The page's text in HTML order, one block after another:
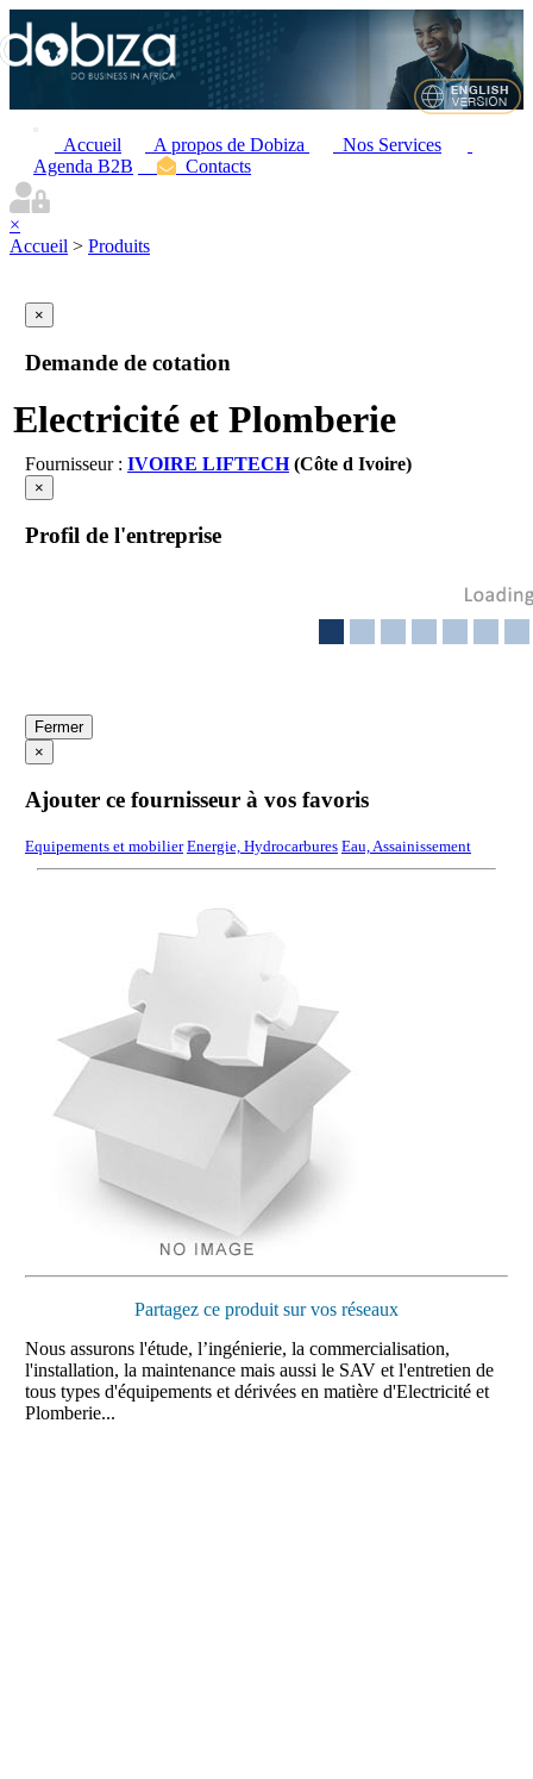
Accueil A propos de Dobiza
Nos Services
Agenda B2B
Contacts
×
Accueil > Produits
×
Demande de cotation
Electricité et Plomberie
Fournisseur : IVOIRE LIFTECH(Côte d Ivoire)
×
Profil de l'entreprise
Fermer
×
Ajouter ce fournisseur à vos favoris
Equipements et mobilier Energie, Hydrocarbures Eau, Assainissement
Partagez ce produit sur vos réseaux
Nous assurons l'étude, l’ingénierie, la commercialisation,
l'installation, la maintenance mais aussi le SAV et l'entretien de
tous types d'équipements et dérivées en matière d'Electricité et
Plomberie...